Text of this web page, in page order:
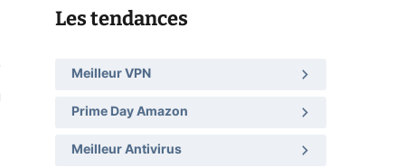
Les tendances
Meilleur VPN
Prime Day Amazon
Meilleur Antivirus